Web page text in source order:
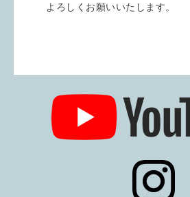
よろしくお願いいたします。